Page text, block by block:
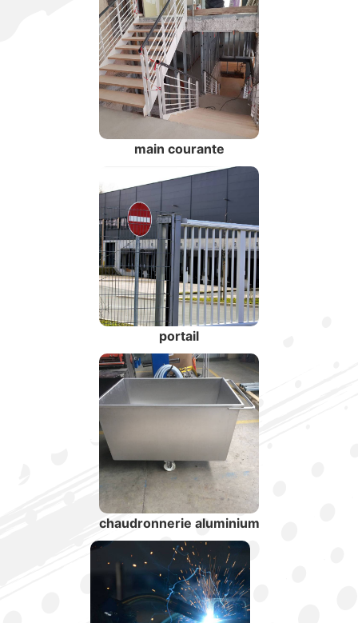
main courante
portail
chaudronnerie aluminium